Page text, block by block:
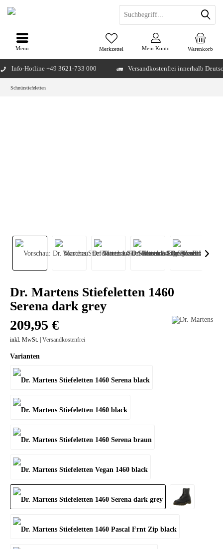
Info-Hotline +49 3621-733 000 Versandkostenfrei innerhalb
Warenkorb
Merkzettel Mein Konto
Menü
Schnürstiefeletten
Dr. Martens Stiefeletten 1460
Serena dark grey
209,95 €
inkl. MwSt. | Versandkostenfrei
Varianten